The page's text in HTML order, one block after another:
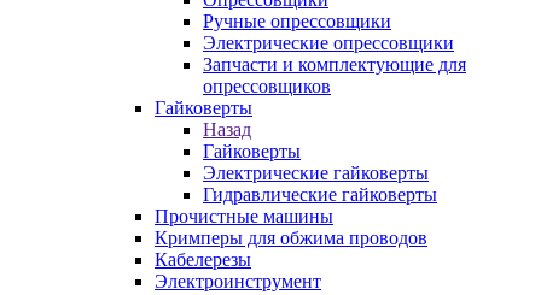
Ручные опрессовщики
Электрические опрессовщики
Запчасти и комплектующие для
опрессовщиков
Гайковерты
Назад
Гайковерты
Электрические гайковерты
Гидравлические гайковерты
Прочистные машины
Кримперы для обжима проводов
Кабелерезы
Электроинструмент